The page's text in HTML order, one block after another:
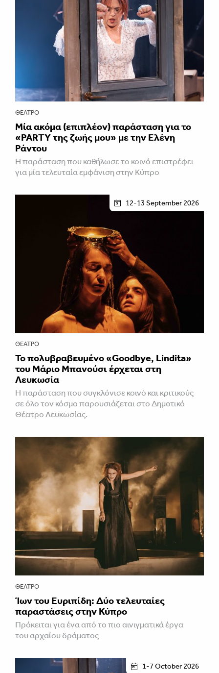
ΘΈΑΤΡΟ
Μία ακόμα (επιπλέον) παράσταση για το
«PARTY της ζωής μου» με την Ελένη
Ράντου
Η παράσταση που καθήλωσε το κοινό επιστρέφει
για μία τελευταία εμφάνιση στην Κύπρο
12-13 September 2026
ΘΈΑΤΡΟ
Το πολυβραβευμένο «Goodbye, Lindita»
του Μάριο Μπανούσι έρχεται στη
Λευκωσία
Η παράσταση που συγκλόνισε κοινό και κριτικούς
σε όλο τον κόσμο παρουσιάζεται στο Δημοτικό
Θέατρο Λευκωσίας.
ΘΈΑΤΡΟ
Ίων του Ευριπίδη: Δύο τελευταίες
παραστάσεις στην Κύπρο
Πρόκειται για ένα από το πιο αινιγματικά έργα
του αρχαίου δράματος
1-7 October 2026